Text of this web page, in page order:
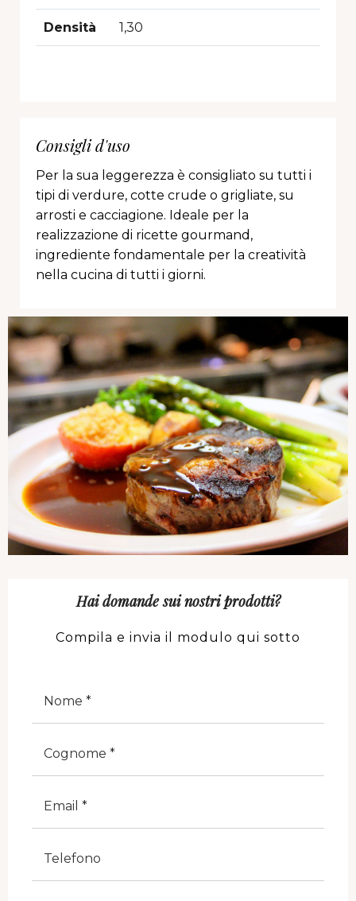
Densità 1,30
Consigli d'uso
Per la sua leggerezza è consigliato su tutti i
tipi di verdure, cotte crude o grigliate, su
arrosti e cacciagione. Ideale per la
realizzazione di ricette gourmand,
ingrediente fondamentale per la creatività
nella cucina di tutti i giorni.
Hai domande sui nostri prodotti?
Compila e invia il modulo qui sotto